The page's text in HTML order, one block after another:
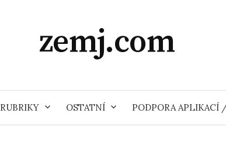
zemj.com
RUBRIKY OSTATNÍ PODPORA APLIKACÍ